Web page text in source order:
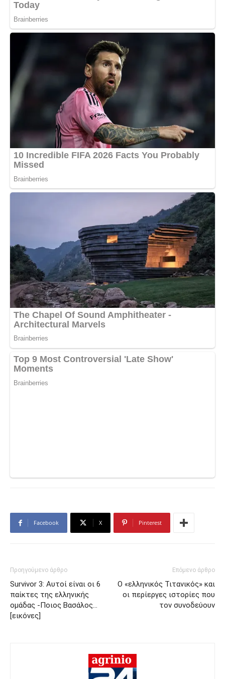
Facebook X Pinterest
Προηγούμενο άρθρο
Survivor 3: Αυτοί είναι οι 6
παίκτες της ελληνικής
ομάδας -Ποιος Βασάλος…
[εικόνες]
Επόμενο άρθρο
Ο «ελληνικός Τιτανικός» και
οι περίεργες ιστορίες που
τον συνοδεύουν